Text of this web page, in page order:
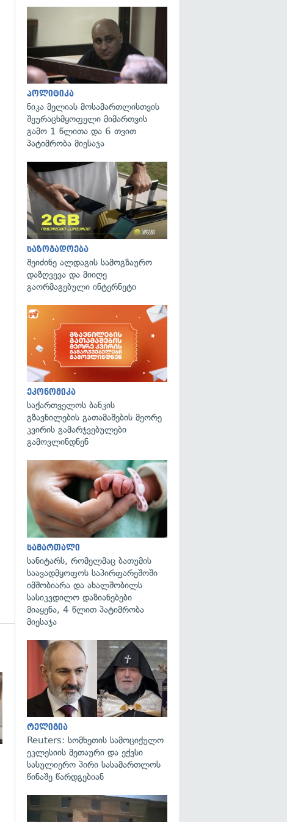
გადახედვა
პოლიტიკა
ნიკა მელიას მოსამართლისთვის
შეურაცხმყოფელი მიმართვის
გამო 1 წლითა და 6 თვით
პატიმრობა მიესაჯა
საზოგადოება
შეიძინე ალდაგის სამოგზაურო
დაზღვევა და მიიღე
გაორმაგებული ინტერნეტი
ეკონომიკა
საქართველოს ბანკის
გზავნილების გათამაშების მეორე
კვირის გამარჯვებულები
გამოვლინდნენ
სამართალი
სანიტარს, რომელმაც ბათუმის
საავადმყოფოს საპირფარეშოში
იმშობიარა და ახალშობილს
სასიკვდილო დაზიანებები
მიაყენა, 4 წლით პატიმრობა
მიესაჯა
რელიგია
Reuters: სომხეთის სამოციქულო
ეკლესიის მეთაური და ექვსი
სასულიერო პირი სასამართლოს
წინაშე წარდგებიან